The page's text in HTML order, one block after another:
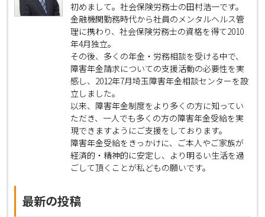
初めまして。社会保険労務士の田村浩一です。
金融機関勤務時代から社員のメンタルヘルス管
理に携わり、社会保険労務士の資格を得て2010
年4月独立。
その後、多くの年金・労務相談を受ける中で、
障害年金請求についての支援活動の必要性を実
感し、2012年7月埼玉障害年金相談センターを設
立しました。
以来、障害年金制度をより多くの方に知ってい
ただき、一人でも多くの方の障害年金受給を実
現できますようにご支援をしております。
障害年金受給をきっかけに、ご本人やご家族が
経済的・精神的に安定し、より明るい生活を過
ごして頂くことが私どもの願いです。
最新の投稿